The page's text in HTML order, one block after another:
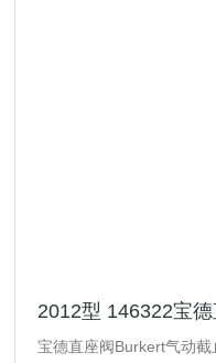
宝德直座阀Burkert气动